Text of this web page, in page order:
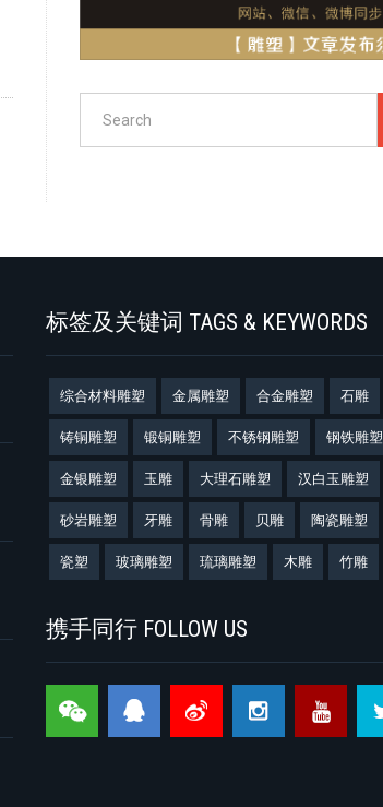
标签及关键词 TAGS & KEYWORDS
综合材料雕塑 金属雕塑 合金雕塑 石雕
铸铜雕塑 锻铜雕塑 不锈钢雕塑 钢铁雕塑
金银雕塑 玉雕 大理石雕塑 汉白玉雕塑
砂岩雕塑 牙雕 骨雕 贝雕 陶瓷雕塑
瓷塑 玻璃雕塑 琉璃雕塑 木雕 竹雕
携手同行 FOLLOW US